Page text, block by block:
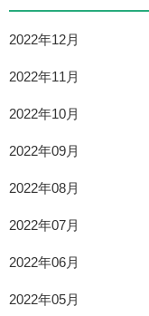
2022年12月
2022年11月
2022年10月
2022年09月
2022年08月
2022年07月
2022年06月
2022年05月